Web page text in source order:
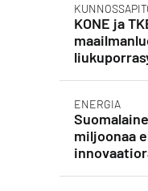
KONE ja
ENERGIA
miljoonaa